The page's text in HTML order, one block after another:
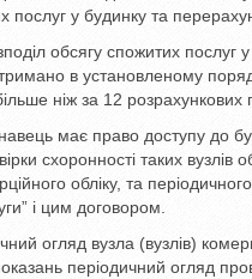
послуг у будинку та
обсягу спожитих послуг
в установленому
ніж за 12 розрахункових
має право доступу до
схоронності таких вузлів
обліку, та
і цим договором.
огляд вузла (вузлів)
періодичний огляд